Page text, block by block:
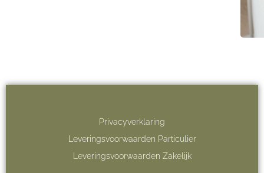
Privacyverklaring
Leveringsvoorwaarden Particulier
Leveringsvoorwaarden Zakelijk